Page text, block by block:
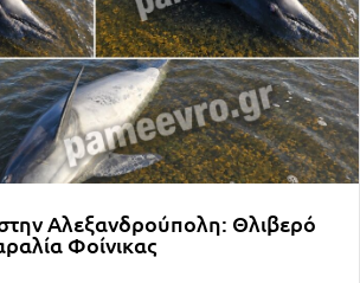
Αλεξανδρούπολη: Θλιβερό
Φοίνικας